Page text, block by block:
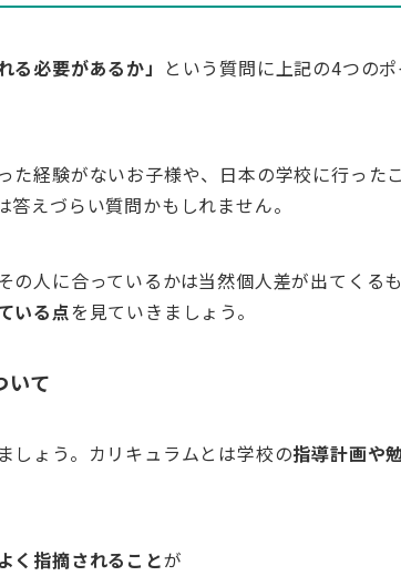
る必要があるか」 という質問に上記の4つの
た経験がないお子様や、日本の学校に行った
えづらい質問かもしれません。
の人に合っているかは当然個人差が出てくる
いる点を見ていきましょう。
て
しょう。カリキュラムとは学校の指導計画や
く指摘されることが